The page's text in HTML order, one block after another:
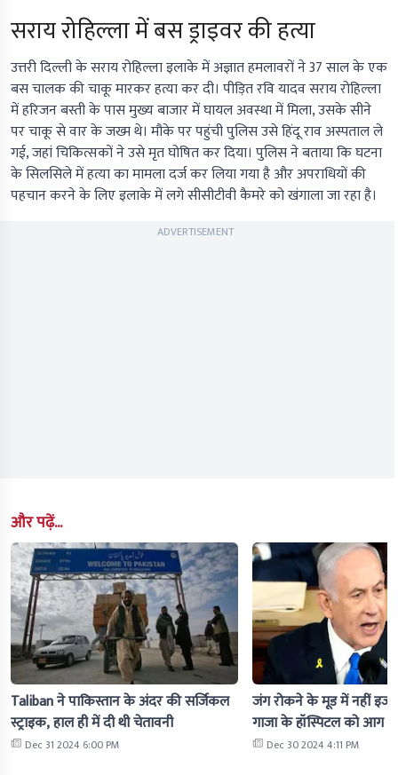
सराय रोहिल्ला में बस ड्राइवर की हत्या
उत्तरी दिल्ली के सराय रोहिल्ला इलाके में अज्ञात हमलावरों ने 37 साल के एक
बस चालक की चाकू मारकर हत्या कर दी। पीड़ित रवि यादव सराय रोहिल्ला
में हरिजन बस्ती के पास मुख्य बाजार में घायल अवस्था में मिला, उसके सीने
पर चाकू से वार के जख्म थे। मौके पर पहुंची पुलिस उसे हिंदू राव अस्पताल ले
गई, जहां चिकित्सकों ने उसे मृत घोषित कर दिया। पुलिस ने बताया कि घटना
के सिलसिले में हत्या का मामला दर्ज कर लिया गया है और अपराधियों की
पहचान करने के लिए इलाके में लगे सीसीटीवी कैमरे को खंगाला जा रहा है।
ADVERTISEMENT
और पढ़ें...
Taliban ने पाकिस्तान के अंदर की सर्जिकल
स्ट्राइक, हाल ही में दी थी चेतावनी
Dec 31 2024 6:00 PM
जंग रोकने के मूड में नहीं
गाजा के हॉस्पिटल को आग
Dec 30 2024 4:11 PM